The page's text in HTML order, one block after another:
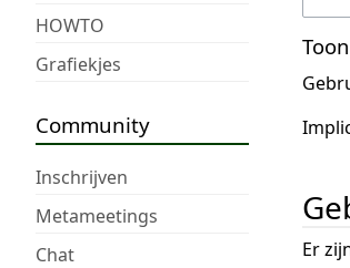
HOWTO
Grafiekjes
Community
Inschrijven
Metameetings
Chat
Er